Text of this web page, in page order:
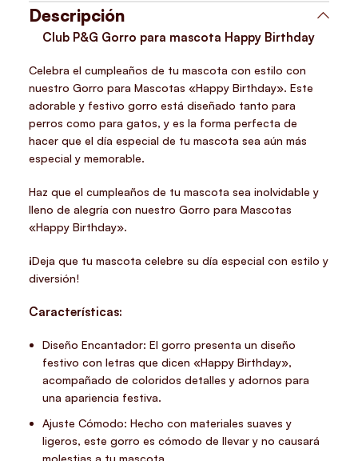
Descripción
Club P&G Gorro para mascota Happy Birthday
Celebra el cumpleaños de tu mascota con estilo con
nuestro Gorro para Mascotas «Happy Birthday». Este
adorable y festivo gorro está diseñado tanto para
perros como para gatos, y es la forma perfecta de
hacer que el día especial de tu mascota sea aún más
especial y memorable.
Haz que el cumpleaños de tu mascota sea inolvidable y
lleno de alegría con nuestro Gorro para Mascotas
«Happy Birthday».
¡Deja que tu mascota celebre su día especial con estilo y
diversión!
Características:
Diseño Encantador: El gorro presenta un diseño
festivo con letras que dicen «Happy Birthday»,
acompañado de coloridos detalles y adornos para
una apariencia festiva.
Ajuste Cómodo: Hecho con materiales suaves y
ligeros, este gorro es cómodo de llevar y no causará
molestias a tu mascota.